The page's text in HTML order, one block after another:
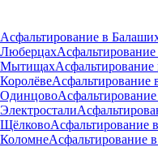
Асфальтирование в
Люберцах
МытищахАсфальтирование
КоролёвеАсфальтирование
Одинцово
Электростали
ЩёлковоАсфальтирование
КоломнеАсфальтирование